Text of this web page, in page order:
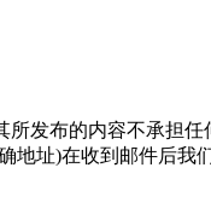
所发布的内容不承担任
地址)在收到邮件后我